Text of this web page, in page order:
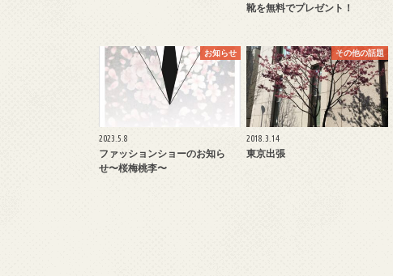
靴を無料でプレゼント！
お知らせ
2023.5.8
ファッションショーのお知ら
せ〜桜梅桃李〜
その他の話題
2018.3.14
東京出張